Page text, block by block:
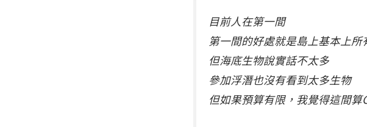
目前人在第一間
第一間的好處就是島上基本上
但海底生物說實話不太多
參加浮潛也沒有看到太多生物
但如果預算有限，我覺得這間算